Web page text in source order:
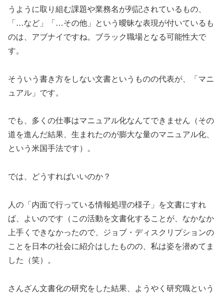
うように取り組む課題や業務名が列記されているもの、
「…など」「…その他」という曖昧な表現が付いているも
のは、アブナイですね。ブラック職場となる可能性大で
す。
そういう書き方をしない文書というものの代表が、「マニ
ュアル」です。
でも、多くの仕事はマニュアル化なんてできません（その
道を進んだ結果、生まれたのが膨大な量のマニュアル化、
という米国手法です）。
では、どうすればいいのか？
人の「内面で行っている情報処理の様子」を文書にすれ
ば、よいのです（この活動を文書化することが、なかなか
上手くできなかったので、ジョブ・ディスクリプションの
ことを日本の社会に紹介はしたものの、私は姿を潜めてま
した（笑）。
さんざん文書化の研究をした結果、ようやく研究職という